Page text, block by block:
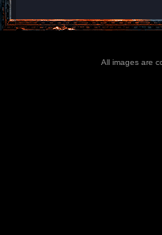
All images are